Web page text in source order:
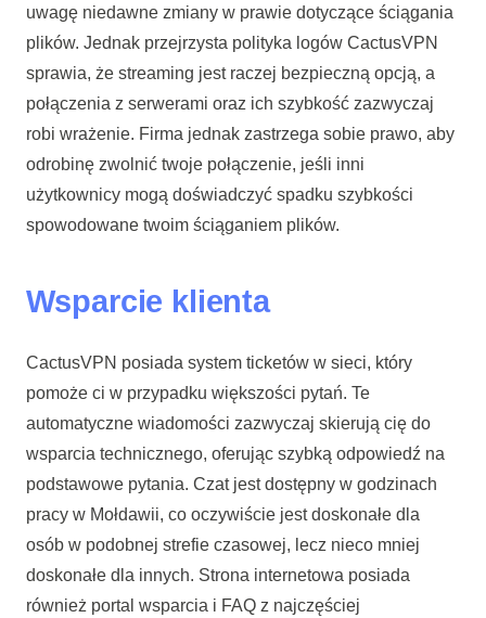
uwagę niedawne zmiany w prawie dotyczące ściągania
plików. Jednak przejrzysta polityka logów CactusVPN
sprawia, że streaming jest raczej bezpieczną opcją, a
połączenia z serwerami oraz ich szybkość zazwyczaj
robi wrażenie. Firma jednak zastrzega sobie prawo, aby
odrobinę zwolnić twoje połączenie, jeśli inni
użytkownicy mogą doświadczyć spadku szybkości
spowodowane twoim ściąganiem plików.
Wsparcie klienta
CactusVPN posiada system ticketów w sieci, który
pomoże ci w przypadku większości pytań. Te
automatyczne wiadomości zazwyczaj skierują cię do
wsparcia technicznego, oferując szybką odpowiedź na
podstawowe pytania. Czat jest dostępny w godzinach
pracy w Mołdawii, co oczywiście jest doskonałe dla
osób w podobnej strefie czasowej, lecz nieco mniej
doskonałe dla innych. Strona internetowa posiada
również portal wsparcia i FAQ z najczęściej